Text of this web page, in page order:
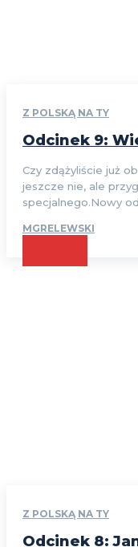
Z POLSKĄ NA TY
Odcinek 9:
Czy zdążyliście już
jeszcze nie, ale
specjalnego.Nowy
MGRELEWSKI
Z POLSKĄ NA TY
Odcinek 8: